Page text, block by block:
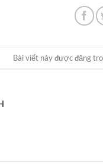
Bài viết này được đăng